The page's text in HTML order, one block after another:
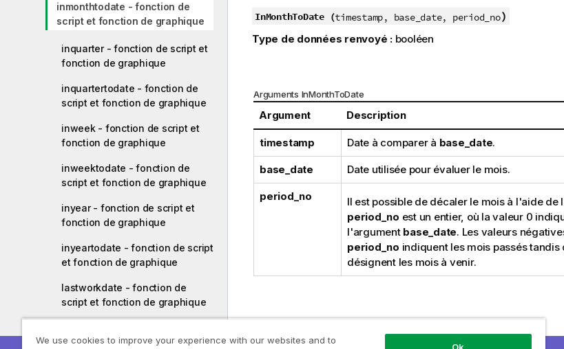
inmonthtodate - fonction de
script et fonction de graphique
inquarter - fonction de script et
fonction de graphique
inquartertodate - fonction de
script et fonction de graphique
inweek - fonction de script et
fonction de graphique
inweektodate - fonction de
script et fonction de graphique
inyear - fonction de script et
fonction de graphique
inyeartodate - fonction de script
et fonction de graphique
lastworkdate - fonction de
script et fonction de graphique
fonction de graphique
InMonthToDate (timestamp, base_date, period_no)
Type de données renvoyé :booléen
Arguments InMonthToDate
Argument Description
timestamp Date à comparer à base_date.
base_date Date utilisée pour évaluer le mois.
period_no Il est possible de décaler le mois à l'aide de
period_no est un entier, où la valeur 0
l'argument base_date. Les valeurs
period_no indiquent les mois passés
désignent les mois à venir.
inmonthtodate ('25/01/2013', '25/01/2013', 0)
We use cookies to improve your experience with our websites and to